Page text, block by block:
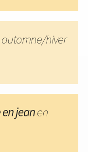
hiver
jeanen